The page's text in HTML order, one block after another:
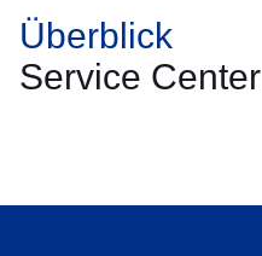
Überblick
Service Center